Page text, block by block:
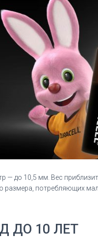
— до 10,5 мм. Вес
размера, потребляющих
ДО 10 ЛЕТ